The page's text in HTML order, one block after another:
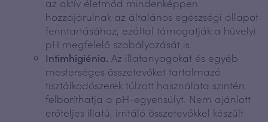
az aktív életmód mindenképpen
hozzájárulnak az általános egészségi állapot
fenntartásához, ezáltal támogatják a hüvelyi
pH megfelelő szabályozását is.
Intimhigiénia. Az illatanyagokat és egyéb
mesterséges összetevőket tartalmazó
tisztálkodószerek túlzott használata szintén
felboríthatja a pH-egyensúlyt. Nem ajánlott
erőteljes illatú, irritáló összetevőkkel készült